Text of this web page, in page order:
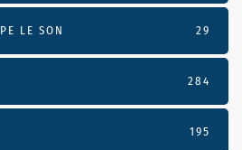
LE SON 29
284
195